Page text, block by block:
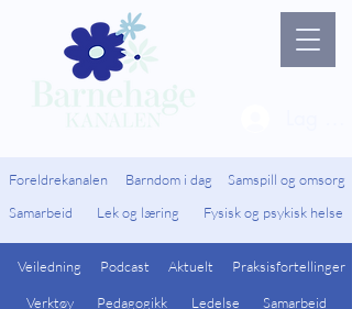
Foreldrekanalen Barndom i dag
Samspill og omsorg
Samarbeid
Lek og læring Fysisk og psykisk helse
Veiledning
Verktøy
Podcast
Pedagogikk
Aktuelt Praksisfortellinger
Ledelse Samarbeid